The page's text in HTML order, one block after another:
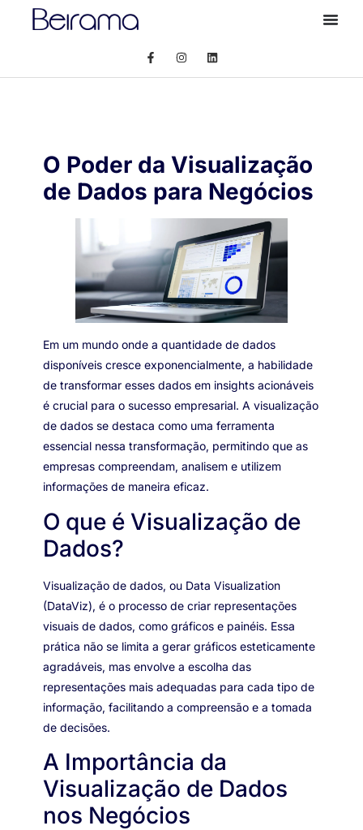
O Poder da Visualização
de Dados para Negócios
Em um mundo onde a quantidade de dados
disponíveis cresce exponencialmente, a habilidade
de transformar esses dados em insights acionáveis
é crucial para o sucesso empresarial. A visualização
de dados se destaca como uma ferramenta
essencial nessa transformação, permitindo que as
empresas compreendam, analisem e utilizem
informações de maneira eficaz.
O que é Visualização de
Dados?
Visualização de dados, ou Data Visualization
(DataViz), é o processo de criar representações
visuais de dados, como gráficos e painéis. Essa
prática não se limita a gerar gráficos esteticamente
agradáveis, mas envolve a escolha das
representações mais adequadas para cada tipo de
informação, facilitando a compreensão e a tomada
de decisões.
A Importância da
Visualização de Dados
nos Negócios